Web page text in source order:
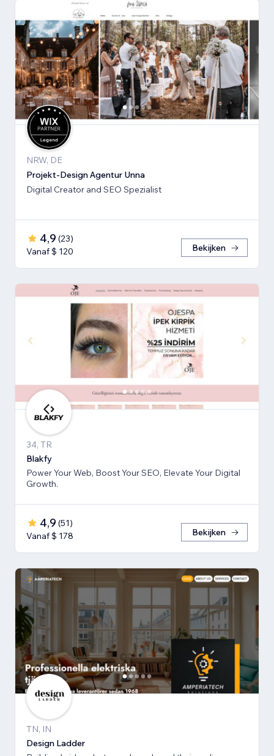
NRW, DE
Projekt-Design Agentur Unna
Digital Creator and SEO Spezialist
4,9 (23)
Vanaf $ 120
Bekijken
34, TR
Blakfy
Power Your Web, Boost Your SEO, Elevate Your Digital
Growth.
4,9 (51)
Vanaf $ 178
Bekijken
TN, IN
Design Ladder